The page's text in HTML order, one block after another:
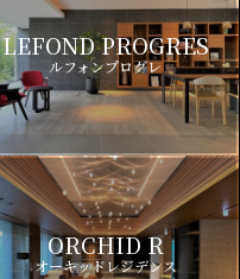
LEFOND PROGRES
ルフォンプログレ
ORCHID R
オーキッドレジデンス